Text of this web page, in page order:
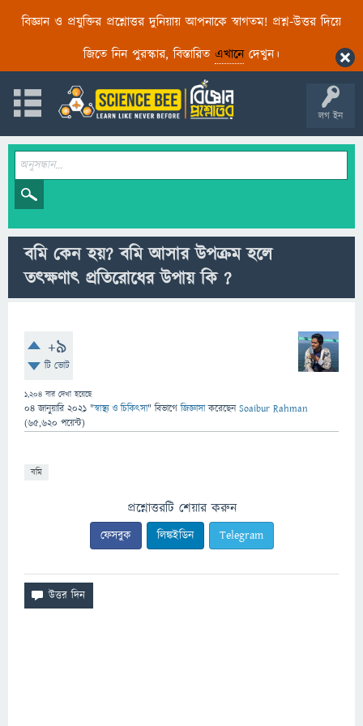
বিজ্ঞান ও প্রযুক্তির প্রশ্নোত্তর দুনিয়ায় আপনাকে স্বাগতম! প্রশ্ন-উত্তর দিয়ে
জিতে নিন পুরস্কার, বিস্তারিত এখানেদেখুন।
লগ ইন
বমি কেন হয়? বমি আসার উপক্রম হলে
তৎক্ষণাৎ প্রতিরোধের উপায় কি ?
+9
টি ভোট
1,204 বার দেখা হয়েছে
04 জানুয়ারি 2021 "স্বাস্থ্য ও চিকিৎসা" বিভাগে জিজ্ঞাসাকরেছেনSoaibur Rahman
(65,620 পয়েন্ট)
বমি
প্রশ্নোত্তরটি শেয়ার করুন
ফেসবুক লিঙ্কইডিন Telegram